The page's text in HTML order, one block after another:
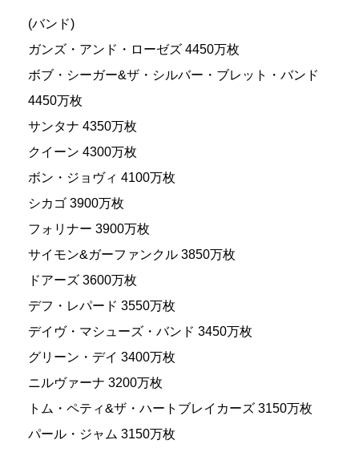
(バンド)
ガンズ・アンド・ローゼズ 4450万枚
ボブ・シーガー&ザ・シルバー・ブレット・バンド
4450万枚
サンタナ 4350万枚
クイーン 4300万枚
ボン・ジョヴィ 4100万枚
シカゴ 3900万枚
フォリナー 3900万枚
サイモン&ガーファンクル 3850万枚
ドアーズ 3600万枚
デフ・レパード 3550万枚
デイヴ・マシューズ・バンド 3450万枚
グリーン・デイ 3400万枚
ニルヴァーナ 3200万枚
トム・ペティ&ザ・ハートブレイカーズ 3150万枚
パール・ジャム 3150万枚